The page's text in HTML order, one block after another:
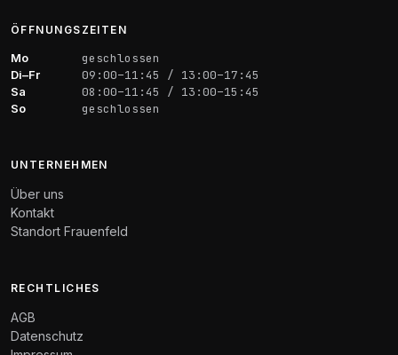
ÖFFNUNGSZEITEN
Mo geschlossen
Di–Fr 09:00–11:45 / 13:00–17:45
Sa 08:00–11:45 / 13:00–15:45
So geschlossen
UNTERNEHMEN
Über uns
Kontakt
Standort Frauenfeld
RECHTLICHES
AGB
Datenschutz